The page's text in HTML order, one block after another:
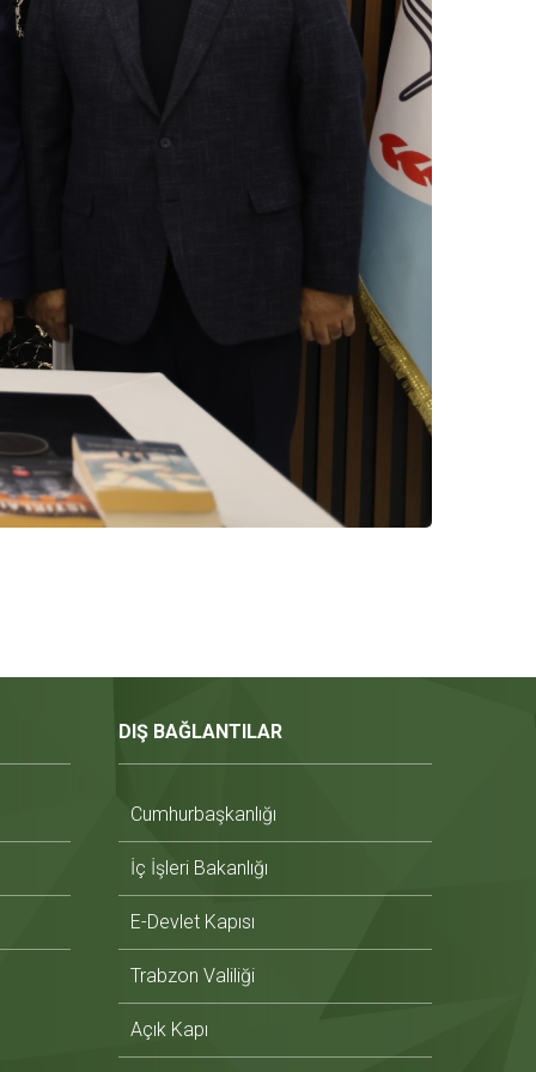
DIŞ BAĞLANTILAR
Cumhurbaşkanlığı
İç İşleri Bakanlığı
E-Devlet Kapısı
Trabzon Valiliği
Açık Kapı